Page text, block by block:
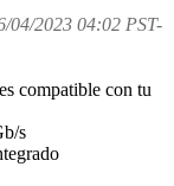
04/2023 04:02 PST-
compatible con tu
s